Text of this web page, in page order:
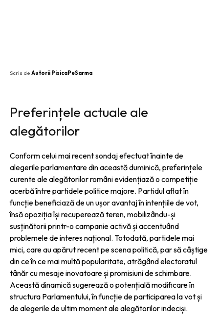
Scris de Autorii PisicaPeSarma
Preferințele actuale ale
alegătorilor
Conform celui mai recent sondaj efectuat înainte de
alegerile parlamentare din această duminică, preferințele
curente ale alegătorilor români evidențiază o competiție
acerbă între partidele politice majore. Partidul aflat în
funcție beneficiază de un ușor avantaj în intențiile de vot,
însă opoziția își recuperează teren, mobilizându-și
susținătorii printr-o campanie activă și accentuând
problemele de interes național. Totodată, partidele mai
mici, care au apărut recent pe scena politică, par să câștige
din ce în ce mai multă popularitate, atrăgând electoratul
tânăr cu mesaje inovatoare și promisiuni de schimbare.
Această dinamică sugerează o potențială modificare în
structura Parlamentului, în funcție de participarea la vot și
de alegerile de ultim moment ale alegătorilor indeciși.